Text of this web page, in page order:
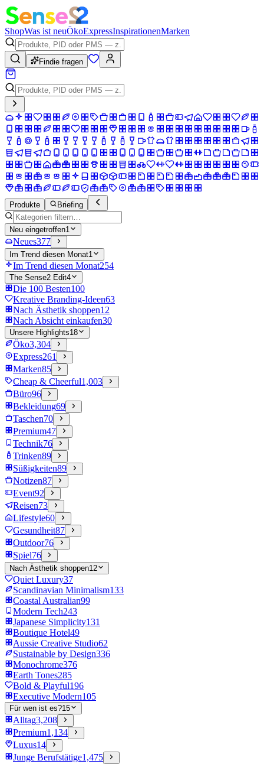
ShopWas ist neuÖkoExpressInspirationenMarken
Findie fragen
Produkte Briefing
Neu eingetroffen1
Neues377
Im Trend diesen Monat1
Im Trend diesen Monat254
The Sense2 Edit4
Die 100 Besten100
Kreative Branding-Ideen63
Nach Ästhetik shoppen12
Nach Absicht einkaufen30
Unsere Highlights18
Öko3,304
Express261
Marken85
Cheap & Cheerful1,003
Büro96
Bekleidung69
Taschen70
Premium47
Technik76
Trinken89
Süßigkeiten89
Notizen87
Event92
Reisen73
Lifestyle60
Gesundheit87
Outdoor76
Spiel76
Nach Ästhetik shoppen12
Quiet Luxury37
Scandinavian Minimalism133
Coastal Australian99
Modern Tech243
Japanese Simplicity131
Boutique Hotel49
Aussie Creative Studio62
Sustainable by Design336
Monochrome376
Earth Tones285
Bold & Playful196
Executive Modern105
Für wen ist es?15
Alltag3,208
Premium1,134
Luxus14
Junge Berufstätige1,475